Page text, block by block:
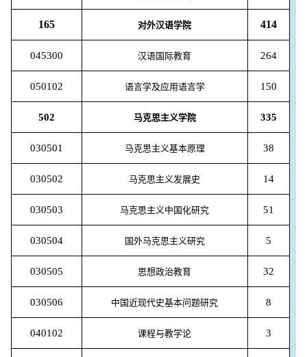
165 对外汉语学院 414
045300 汉语国际教育 264
050102 语言学及应用语言学 150
502 马克思主义学院 335
030501 马克思主义基本原理 38
030502 马克思主义发展史 14
030503 马克思主义中国化研究 51
030504 国外马克思主义研究 5
030505 思想政治教育 32
030506 中国近现代史基本问题研究 8
040102 课程与教学论 3